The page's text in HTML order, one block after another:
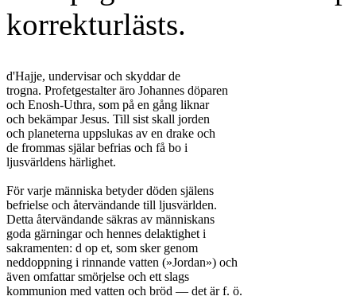
korrekturlästs.
d'Hajje, undervisar och skyddar de
trogna. Profetgestalter äro Johannes döparen
och Enosh-Uthra, som på en gång liknar
och bekämpar Jesus. Till sist skall jorden
och planeterna uppslukas av en drake och
de frommas själar befrias och få bo i
ljusvärldens härlighet.
För varje människa betyder döden själens
befrielse och återvändande till ljusvärlden.
Detta återvändande säkras av människans
goda gärningar och hennes delaktighet i
sakramenten: d op et, som sker genom
neddoppning i rinnande vatten (»Jordan») och
även omfattar smörjelse och ett slags
kommunion med vatten och bröd — det är f. ö.